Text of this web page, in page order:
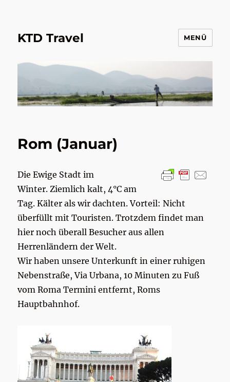
KTD Travel MENÜ
Rom (Januar)
Die Ewige Stadt im
Winter. Ziemlich kalt, 4°C am
Tag. Kälter als wir dachten. Vorteil: Nicht
überfüllt mit Touristen. Trotzdem findet man
hier noch überall Besucher aus allen
Herrenländern der Welt.
Wir haben unsere Unterkunft in einer ruhigen
Nebenstraße, Via Urbana, 10 Minuten zu Fuß
vom Roma Termini entfernt, Roms
Hauptbahnhof.